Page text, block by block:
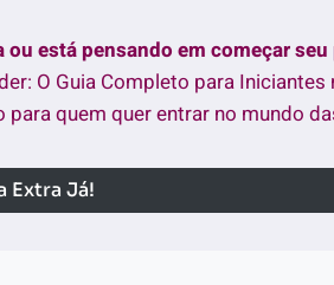
está pensando em começar
O Guia Completo para
quem quer entrar no mundo
Extra Já!